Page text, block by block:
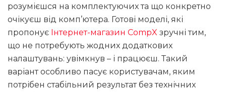
розумієшся на комплектуючих та що конкретно
очікуєш від комп’ютера. Готові моделі, які
пропонує Інтернет-магазин CompX зручні тим,
що не потребують жодних додаткових
налаштувань: увімкнув – і працюєш. Такий
варіант особливо пасує користувачам, яким
потрібен стабільний результат без технічних